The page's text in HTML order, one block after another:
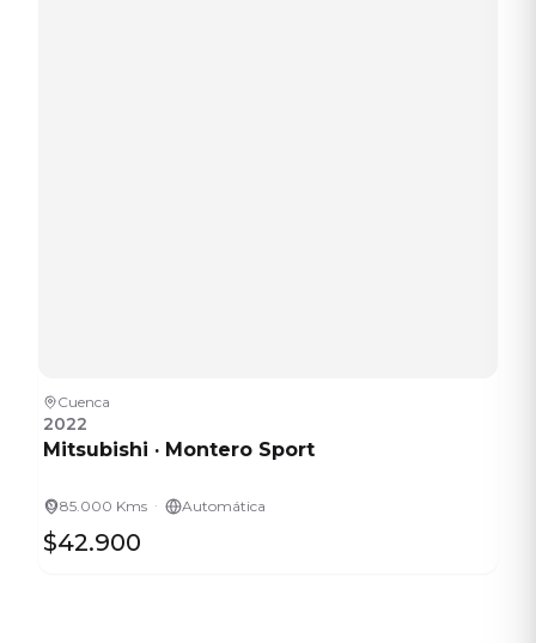
Cuenca
2022
Mitsubishi · Montero Sport
85.000 Kms · Automática
$42.900